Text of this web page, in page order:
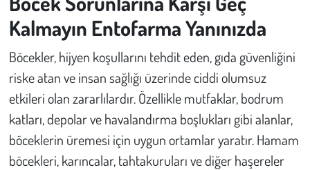
Kalmayın Entofarma Yanınızda
Böcekler, hijyen koşullarını tehdit eden, gıda güvenliğini
riske atan ve insan sağlığı üzerinde ciddi olumsuz
etkileri olan zararlılardır. Özellikle mutfaklar, bodrum
katları, depolar ve havalandırma boşlukları gibi alanlar,
böceklerin üremesi için uygun ortamlar yaratır. Hamam
böcekleri, karıncalar, tahtakuruları ve diğer haşereler